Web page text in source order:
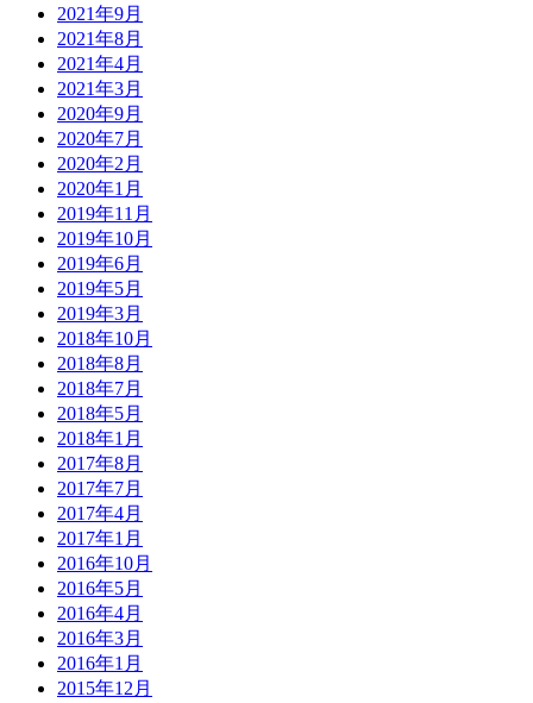
2021年9月
2021年8月
2021年4月
2021年3月
2020年9月
2020年7月
2020年2月
2020年1月
2019年11月
2019年10月
2019年6月
2019年5月
2019年3月
2018年10月
2018年8月
2018年7月
2018年5月
2018年1月
2017年8月
2017年7月
2017年4月
2017年1月
2016年10月
2016年5月
2016年4月
2016年3月
2016年1月
2015年12月